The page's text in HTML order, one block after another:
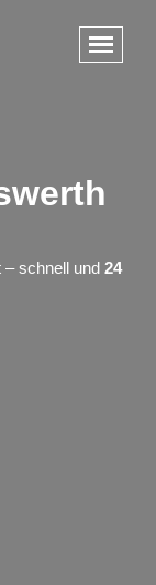
schnell und 24